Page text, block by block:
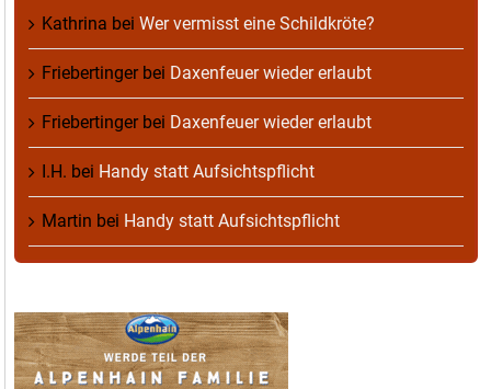
Kathrina bei Wer vermisst eine Schildkröte?
Friebertingerbei Daxenfeuer wieder erlaubt
Friebertingerbei Daxenfeuer wieder erlaubt
I.H. bei Handy statt Aufsichtspflicht
Martin bei Handy statt Aufsichtspflicht